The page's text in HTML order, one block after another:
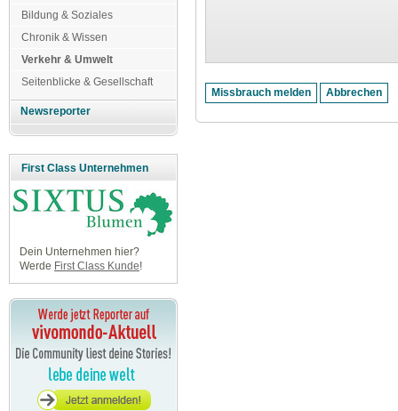
Bildung & Soziales
Chronik & Wissen
Verkehr & Umwelt
Seitenblicke & Gesellschaft
Newsreporter
First Class Unternehmen
Dein Unternehmen hier?
Werde First Class Kunde!